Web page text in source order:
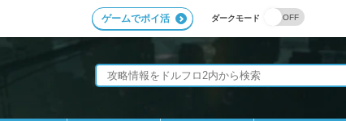
ダークモード
ゲームでポイ活